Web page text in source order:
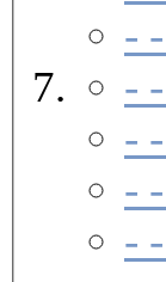
- -
- -
- -
-
-